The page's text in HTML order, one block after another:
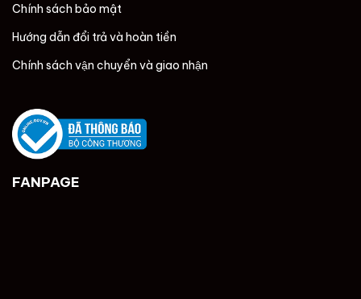
Chính sách bảo mật
Hướng dẫn đổi trả và hoàn tiền
Chính sách vận chuyển và giao nhận
FANPAGE